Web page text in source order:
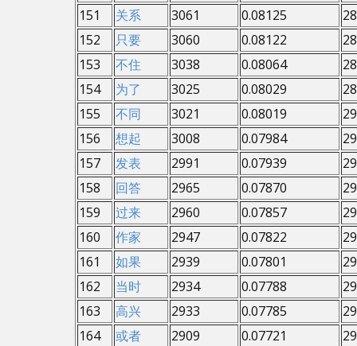
151
关系 3061 0.08125
152
只要 3060 0.08122
153
不住 3038 0.08064
154
为了 3025 0.08029
155
不同 3021 0.08019
156
想起 3008 0.07984
157
发表 2991 0.07939
158
回答 2965 0.07870
159
过来 2960 0.07857
160
作家 2947 0.07822
161
如果 2939 0.07801
162
当时 2934 0.07788
163
高兴 2933 0.07785
164
或者 2909 0.07721